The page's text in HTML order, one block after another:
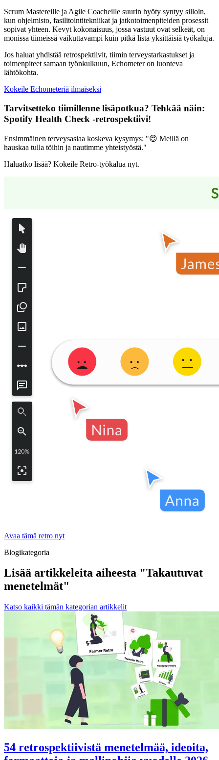
Scrum Mastereille ja Agile Coacheille suurin hyöty syntyy silloin,
kun ohjelmisto, fasilitointitekniikat ja jatkotoimenpiteiden prosessit
sopivat yhteen. Kevyt kokonaisuus, jossa vastuut ovat selkeät, on
monissa tiimeissä vaikuttavampi kuin pitkä lista yksittäisiä työkaluja.
Jos haluat yhdistää retrospektiivit, tiimin terveystarkastukset ja
toimenpiteet samaan työnkulkuun, Echometer on luonteva
lähtökohta.
Kokeile Echometeriä ilmaiseksi
Tarvitsetteko tiimillenne lisäpotkua? Tehkää näin:
Spotify Health Check -retrospektiivi!
Ensimmäinen terveysasiaa koskeva kysymys: "😍 Meillä on
hauskaa tulla töihin ja nautimme yhteistyöstä."
Haluatko lisää? Kokeile Retro-työkalua nyt.
Avaa tämä retro nyt
Blogikategoria
Lisää artikkeleita aiheesta "Takautuvat
menetelmät"
Katso kaikki tämän kategorian artikkelit
54 retrospektiivistä menetelmää, ideoita,